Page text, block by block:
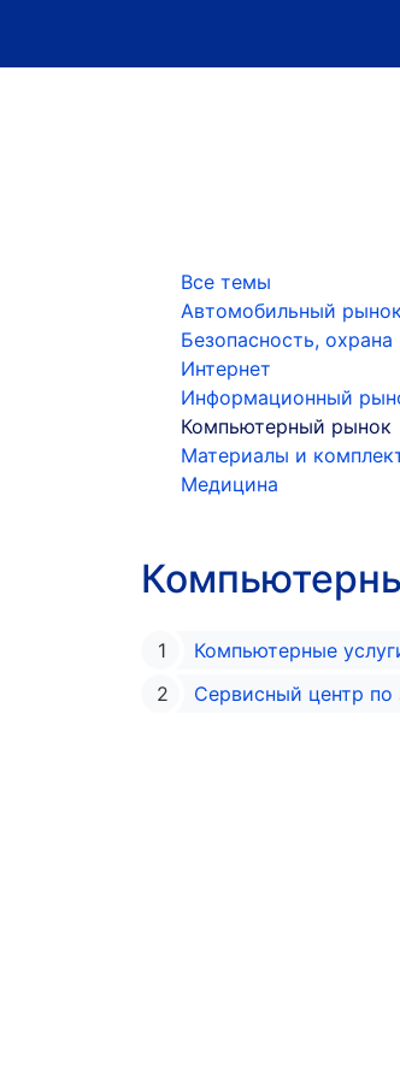
Все темы
Автомобильный рынок
Безопасность, охрана
Интернет
Информационный
Компьютерный рынок
Материалы и
Медицина
Компьютерные
Сервисный центр по